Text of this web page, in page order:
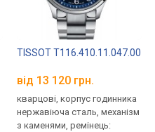
TISSOT T116.410.11.047.00
від 13 120 грн.
кварцові, корпус годинника
нержавіюча сталь, механізм
з каменями, ремінець: